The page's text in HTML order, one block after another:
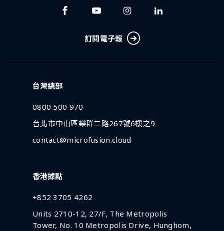
訂閱電子報
台灣總部
0800 500 970
台北市中山區樂群二路267號6樓之9
contact@microfusion.cloud
香港據點
+852 3705 4262
Units 2710-12, 27/F, The Metropolis
Tower, No. 10 Metropolis Drive, Hunghom,